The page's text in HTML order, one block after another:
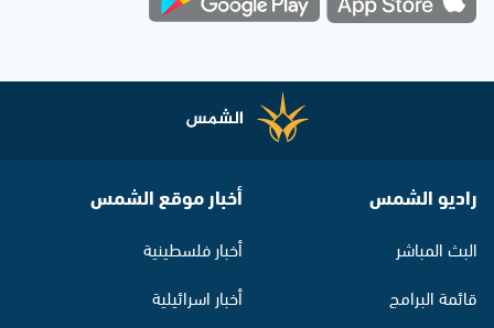
راديو الشمس
البث المباشر
قائمة البرامج
أخبار موقع الشمس
أخبار فلسطينية
أخبار اسرائيلية